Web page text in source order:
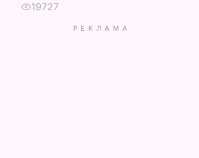
19727
РЕКЛАМА